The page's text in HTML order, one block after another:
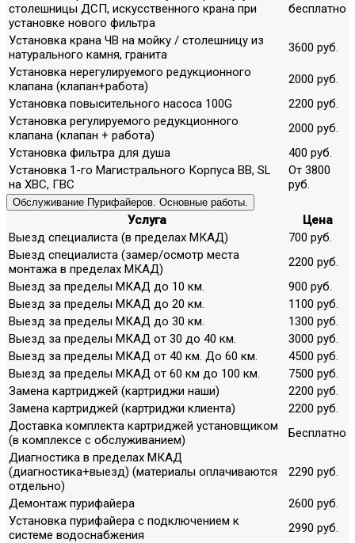
столешницы ДСП, искусственного крана при
установке нового фильтра
бесплатно
Установка крана ЧВ на мойку / столешницу из
натурального камня, гранита
3600 руб.
Установка нерегулируемого редукционного
клапана (клапан+работа)
2000 руб.
Установка повысительного насоса 100G
2200 руб.
Установка регулируемого редукционного
клапана (клапан + работа)
2000 руб.
Установка фильтра для душа
400 руб.
Установка 1-го Магистрального Корпуса ВВ, SL
на ХВС, ГВС
От 3800
руб.
Обслуживание Пурифайеров. Основные работы.
Услуга
Цена
Выезд специалиста (в пределах МКАД)
700 руб.
Выезд специалиста (замер/осмотр места
монтажа в пределах МКАД)
2200 руб.
Выезд за пределы МКАД до 10 км.
900 руб.
Выезд за пределы МКАД до 20 км.
1100 руб.
Выезд за пределы МКАД до 30 км.
1300 руб.
Выезд за пределы МКАД от 30 до 40 км.
3000 руб.
Выезд за пределы МКАД от 40 км. До 60 км.
4500 руб.
Выезд за пределы МКАД от 60 км до 100 км.
7500 руб.
Замена картриджей (картриджи наши)
2200 руб.
Замена картриджей (картриджи клиента)
2200 руб.
Доставка комплекта картриджей установщиком
(в комплексе с обслуживанием)
Бесплатно
Диагностика в пределах МКАД
(диагностика+выезд) (материалы оплачиваются
отдельно)
2290 руб.
Демонтаж пурифайера
2600 руб.
Установка пурифайера с подключением к
системе водоснабжения
2990 руб.